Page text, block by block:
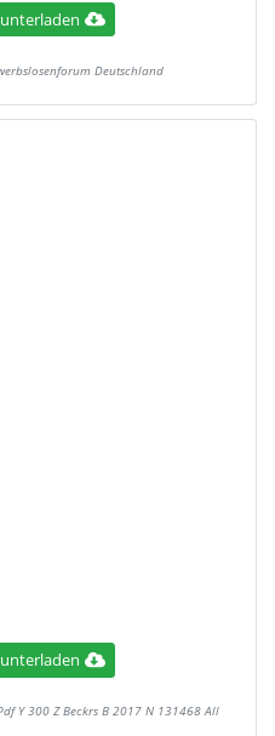
Deutschland
Y 300 Z Beckrs B 2017 N 131468 All